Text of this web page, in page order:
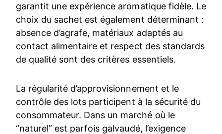
garantit une expérience aromatique fidèle. Le
choix du sachet est également déterminant :
absence d’agrafe, matériaux adaptés au
contact alimentaire et respect des standards
de qualité sont des critères essentiels.
La régularité d’approvisionnement et le
contrôle des lots participent à la sécurité du
consommateur. Dans un marché où le
“naturel” est parfois galvaudé, l’exigence